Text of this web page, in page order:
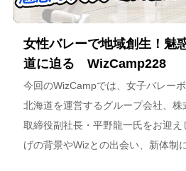
女性バレーで地域創生！魅
道に迫る WizCamp228
今回のWizCampでは、女子バレー
北海道を運営するグループ会社、
取締役副社長・平野龍一氏をお迎え
げの背景やWizとの出会い、新体制